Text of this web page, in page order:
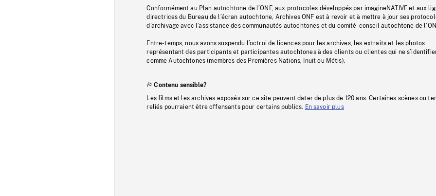
Conformément au Plan autochtone de l’ONF, aux protocoles développés par imagineNATIVE et aux
directrices du Bureau de l’écran autochtone, Archives ONF est à revoir et à mettre à jour ses
d’archivage avec l’assistance des communautés autochtones et du comité-conseil autochtone de
Entre-temps, nous avons suspendu l’octroi de licences pour les archives, les extraits et les photos
représentant des participants et participantes autochtones à des clients ou clientes qui ne
comme Autochtones (membres des Premières Nations, Inuit ou Métis).
Contenu sensible?
Les films et les archives exposés sur ce site peuvent dater de plus de 120 ans. Certaines scènes ou
reliés pourraient être offensants pour certains publics. En savoir plus